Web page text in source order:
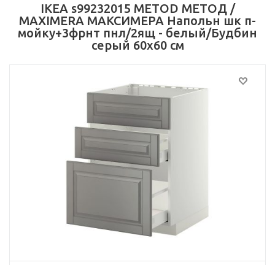
IKEA s99232015 METOD МЕТОД /
MAXIMERA МАКСИМЕРА Напольн шк п-
мойку+3фрнт пнл/2ящ - белый/Будбин
серый 60x60 см